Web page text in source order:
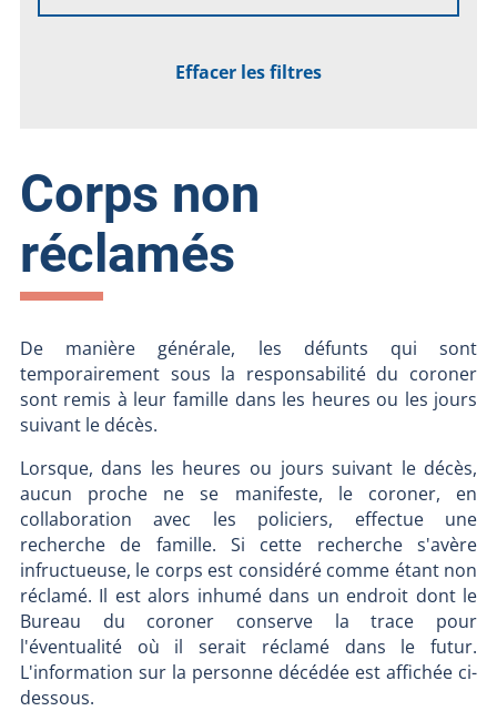
Effacer les filtres
Corps non
réclamés
De manière générale, les défunts qui sont
temporairement sous la responsabilité du coroner
sont remis à leur famille dans les heures ou les jours
suivant le décès.
Lorsque, dans les heures ou jours suivant le décès,
aucun proche ne se manifeste, le coroner, en
collaboration avec les policiers, effectue une
recherche de famille. Si cette recherche s'avère
infructueuse, le corps est considéré comme étant non
réclamé. Il est alors inhumé dans un endroit dont le
Bureau du coroner conserve la trace pour
l'éventualité où il serait réclamé dans le futur.
L'information sur la personne décédée est affichée ci-
dessous.